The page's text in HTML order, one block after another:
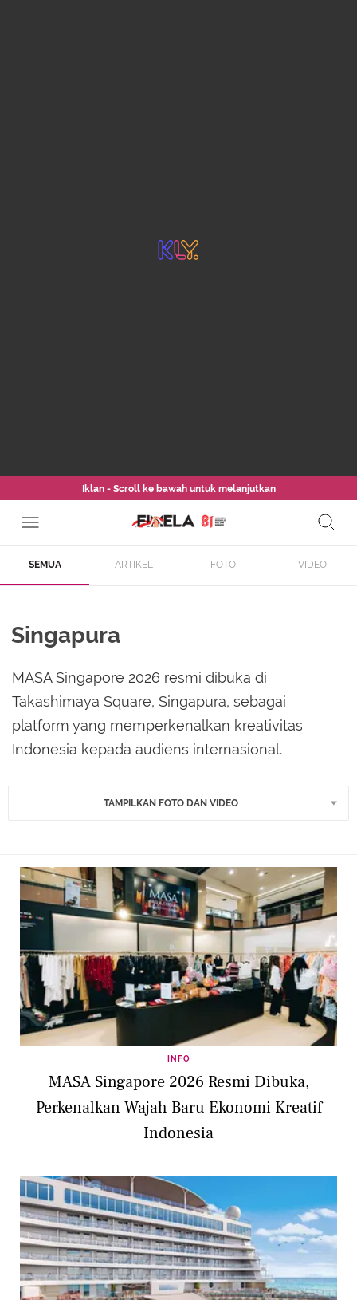
Iklan - Scroll ke bawah untuk melanjutkan
SEMUA ARTIKEL FOTO VIDEO
Singapura
MASA Singapore 2026 resmi dibuka di
Takashimaya Square, Singapura, sebagai
platform yang memperkenalkan kreativitas
Indonesia kepada audiens internasional.
TAMPILKAN FOTO DAN VIDEO
INFO
MASA Singapore 2026 Resmi Dibuka,
Perkenalkan Wajah Baru Ekonomi Kreatif
Indonesia